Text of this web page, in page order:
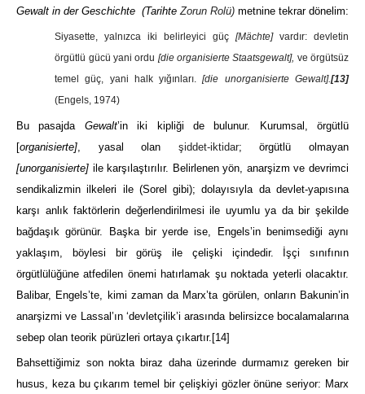
Gewalt in der Geschichte (Tarihte Zorun Rolü) metnine tekrar dönelim:
Siyasette, yalnızca iki belirleyici güç[Mächte]vardır: devletin
örgütlü gücü yani ordu [die organisierte Staatsgewalt], ve örgütsüz
temel güç, yani halk yığınları.[die unorganisierte Gewalt].[13]
(Engels, 1974)
Bu pasajda Gewalt’in iki kipliği de bulunur. Kurumsal, örgütlü
[organisierte] , yasal olan şiddet-iktidar; örgütlü olmayan
[unorganisierte] ile karşılaştırılır. Belirlenen yön, anarşizm ve devrimci
sendikalizmin ilkeleri ile (Sorel gibi); dolayısıyla da devlet-yapısına
karşı anlık faktörlerin değerlendirilmesi ile uyumlu ya da bir şekilde
bağdaşık görünür. Başka bir yerde ise, Engels’in benimsediği aynı
yaklaşım, böylesi bir görüş ile çelişki içindedir. İşçi sınıfının
örgütlülüğüne atfedilen önemi hatırlamak şu noktada yeterli olacaktır.
Balibar, Engels’te, kimi zaman da Marx’ta görülen, onların Bakunin’in
anarşizmi ve Lassal’ın ‘devletçilik’i arasında belirsizce bocalamalarına
sebep olan teorik pürüzleri ortaya çıkartır. [14]
Bahsettiğimiz son nokta biraz daha üzerinde durmamız gereken bir
husus, keza bu çıkarım temel bir çelişkiyi gözler önüne seriyor: Marx